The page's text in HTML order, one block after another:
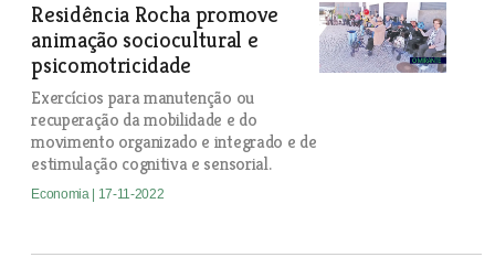
Residência Rocha promove
animação sociocultural e
psicomotricidade
Exercícios para manutenção ou
recuperação da mobilidade e do
movimento organizado e integrado e de
estimulação cognitiva e sensorial.
Economia | 17-11-2022